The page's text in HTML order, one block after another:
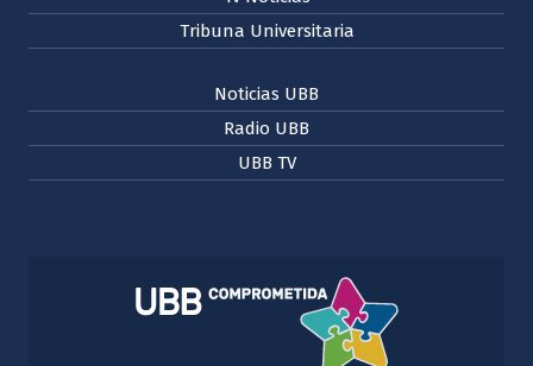
Tribuna Universitaria
Noticias UBB
Radio UBB
UBB TV